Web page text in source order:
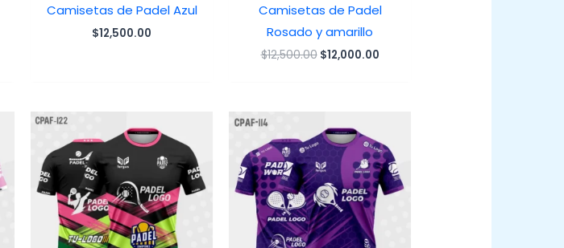
Camisetas de Padel Azul
$12,500.00
Camisetas de Padel
Rosado y amarillo
$12,500.00 El
$12,000.00El